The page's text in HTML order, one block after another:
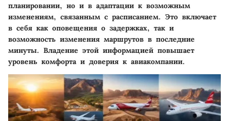
планировании, но и в адаптации к возможным
изменениям, связанным с расписанием. Это включает
в себя как оповещения о задержках, так и
возможность изменения маршрутов в последние
минуты. Владение этой информацией повышает
уровень комфорта и доверия к авиакомпании.